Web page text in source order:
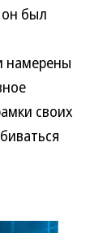
был
намерены
своих